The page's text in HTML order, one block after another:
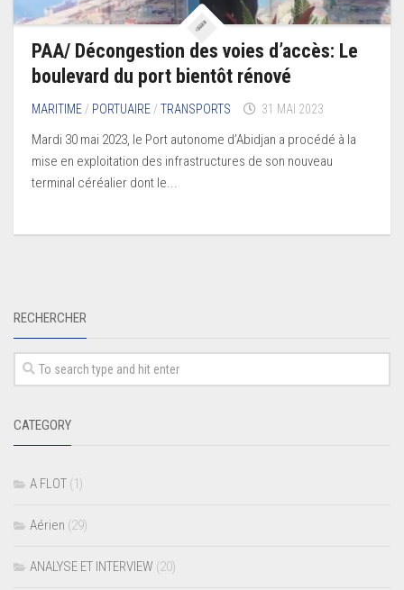
PAA/ Décongestion des voies d’accès: Le
boulevard du port bientôt rénové
MARITIME / PORTUAIRE /TRANSPORTS 31 MAI 2023
Mardi 30 mai 2023, le Port autonome d’Abidjan a procédé à la
mise en exploitation des infrastructures de son nouveau
terminal céréalier dont le...
RECHERCHER
CATEGORY
A FLOT (1)
Aérien (29)
ANALYSE ET INTERVIEW (20)